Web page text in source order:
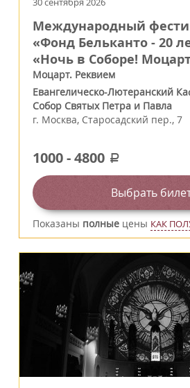
Международный
«Фонд Бельканто - 20
«Ночь в Соборе!
Моцарт. Реквием
Евангелическо-Лютеранский
Собор Святых Петра и Павла
г. Москва, Старосадский пер., 7
1000-4800 a
Выбрать
Показаны полные цены КАК